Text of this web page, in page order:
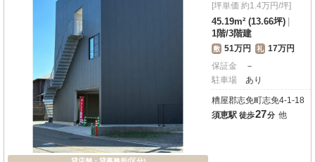
[坪単価 約1.4万円/坪]
45.19m² (13.66坪)
1階/3階建
敷 51万円 礼 17万円
保証金
－
駐車場
あり
糟屋郡志免町志免4-1-18
須恵駅 徒歩27分 他